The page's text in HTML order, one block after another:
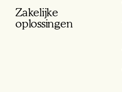
Zakelijke
oplossingen